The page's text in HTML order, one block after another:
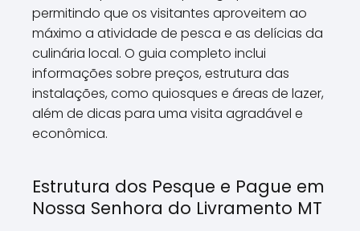
permitindo que os visitantes aproveitem ao
máximo a atividade de pesca e as delícias da
culinária local. O guia completo inclui
informações sobre preços, estrutura das
instalações, como quiosques e áreas de lazer,
além de dicas para uma visita agradável e
econômica.
Estrutura dos Pesque e Pague em
Nossa Senhora do Livramento MT